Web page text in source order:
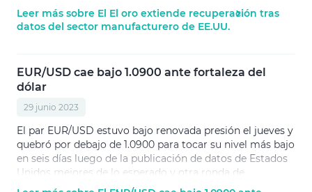
Leer más sobre El El oro extiende recuperación tras
datos del sector manufacturero de EE.UU.
EUR/USD cae bajo 1.0900 ante fortaleza del
dólar
29 junio 2023
El par EUR/USD estuvo bajo renovada presión el jueves y
quebró por debajo de 1.0900 para tocar su nivel más bajo
en seis días luego de la publicación de datos de Estados
Unidos mejores de lo esperado y otra ronda de
comentarios agresivos del presidente de la Fed.